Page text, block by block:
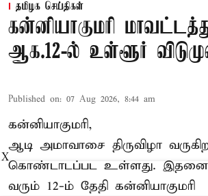
தமிழக செய்திகள்
கன்னியாகுமரி
ஆக.12-ல் உள்ளூர்
Published on: 07 Aug 2026, 8:44 am
கன்னியாகுமரி,
ஆடி அமாவாசை திருவிழா
கொண்டாடப்பட உள்ளது. இதனை
வரும் 12-ம் தேதி கன்னியாகுமரி
X